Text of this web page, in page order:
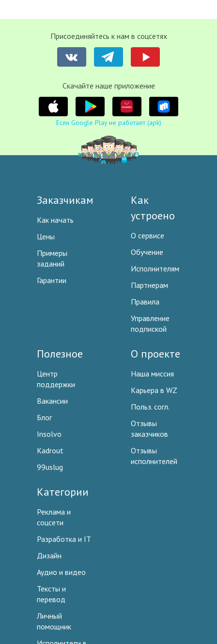
Присоединяйтесь к нам в соцсетях
Cкачайте наше приложение
Если Google Play не работает (apk)
Заказчикам
Как начать
Цены
Примеры
заданий
Гарантии
Как
устроено
О сервисе
Обучение
Исполнителям
Партнерам
Правила
Управление
подпиской
Полезное
Центр
поддержки
Вакансии
Блог
Insolvo
Kadrout
99uslug
О проекте
Наша миссия
Карьера в WZ
Польз. согл.
Отзывы
заказчиков
Отзывы
исполнителей
Категории
Реклама и
соцсети
Разработка и IT
Дизайн
Аудио и видео
Тексты и
перевод
Личный
помощник